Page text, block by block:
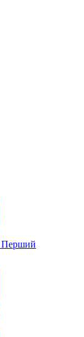
Перший